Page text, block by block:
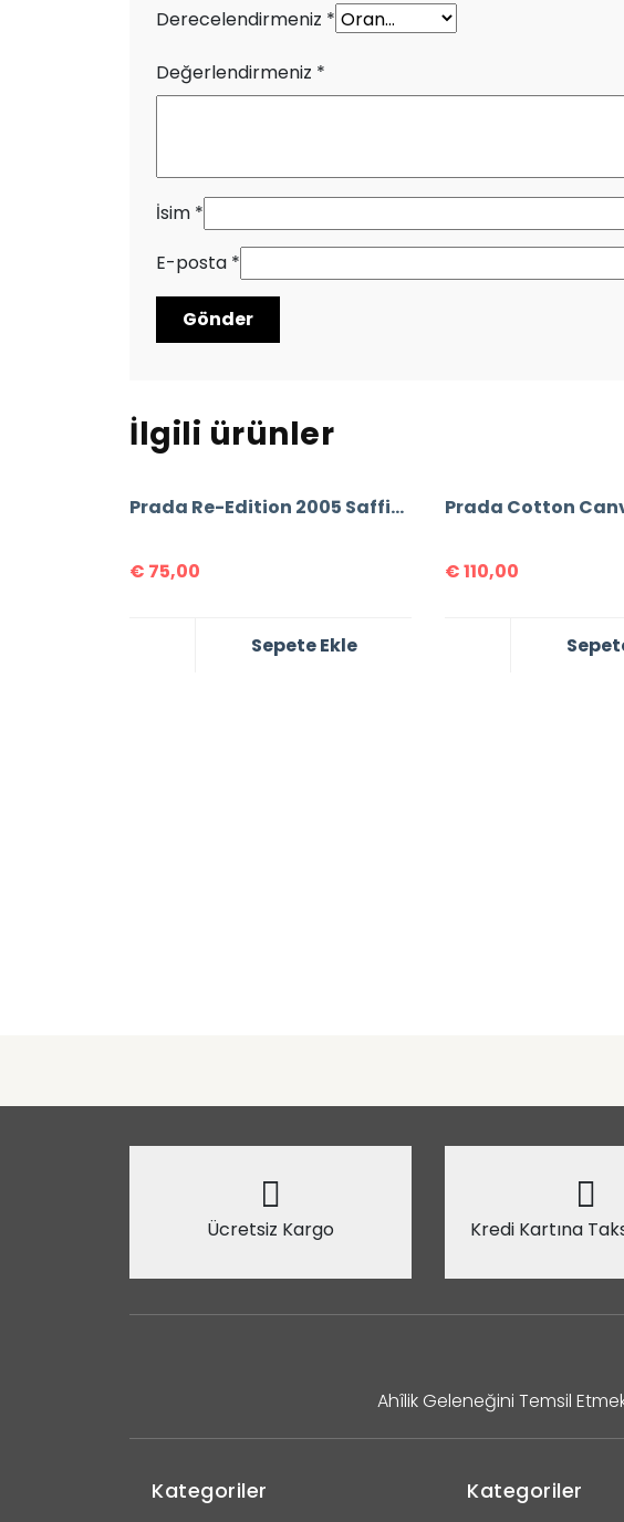
Derecelendirmeniz *
Değerlendirmeniz *
İsim *
E-posta *
İlgili ürünler
Prada Re-Edition 2005 Saffiano Leather Bag
€ 75,00
Sepete Ekle
€110,00
Ücretsiz Kargo Kredi Kartına
Ahîlik Geleneğini Temsil
Kategoriler Kategoriler